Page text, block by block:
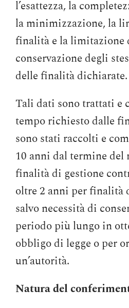
l’esattezza, la
la minimizzazione, la
finalità e la limitazione
conservazione degli
delle finalità dichiarate.
Tali dati sono trattati e
tempo richiesto dalle
sono stati raccolti e
10 anni dal termine del
finalità di gestione
oltre 2 anni per finalità
salvo necessità di
periodo più lungo in
obbligo di legge o per
un’autorità.
Natura del